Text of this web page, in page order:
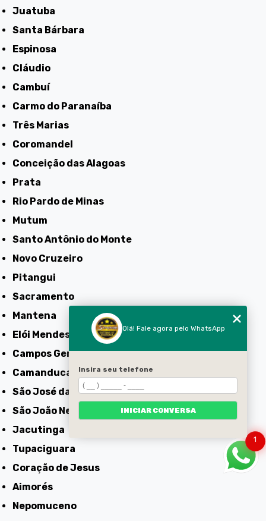
Juatuba
Santa Bárbara
Espinosa
Cláudio
Cambuí
Carmo do Paranaíba
Três Marias
Coromandel
Conceição das Alagoas
Prata
Rio Pardo de Minas
Mutum
Santo Antônio do Monte
Novo Cruzeiro
Pitangui
Sacramento
Mantena
Elói Mendes
Campos Gerais
Camanducaia
São José da Lapa
São João Nepomuceno
Jacutinga
Tupaciguara
Coração de Jesus
Aimorés
Nepomuceno
1
Olá! Fale agora pelo WhatsApp
Insira seu telefone
INICIAR CONVERSA